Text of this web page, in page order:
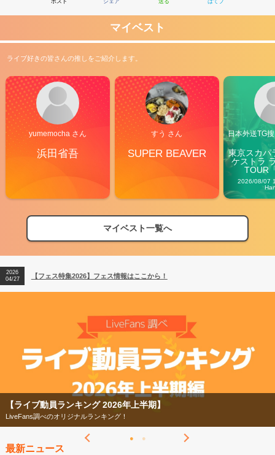
マイベスト
ライブ好きの皆さんの推しをご紹介します。
yumemocha さん
浜田省吾
すう さん
SUPER BEAVER
日本外送TG
東京スカパ
ケストラ
TOUR
2026/08/07
マイベスト一覧へ
【フェス特集2026】フェス情報はここから！
【ライブ動員ランキング】2026年上半期編発表！
2026
04/27
【フェス特集2026】フェス情報はここから！
2026
【ライブ動員ランキング 2026年上半期】
LiveFans調べのオリジナルランキング！
最新ニュース